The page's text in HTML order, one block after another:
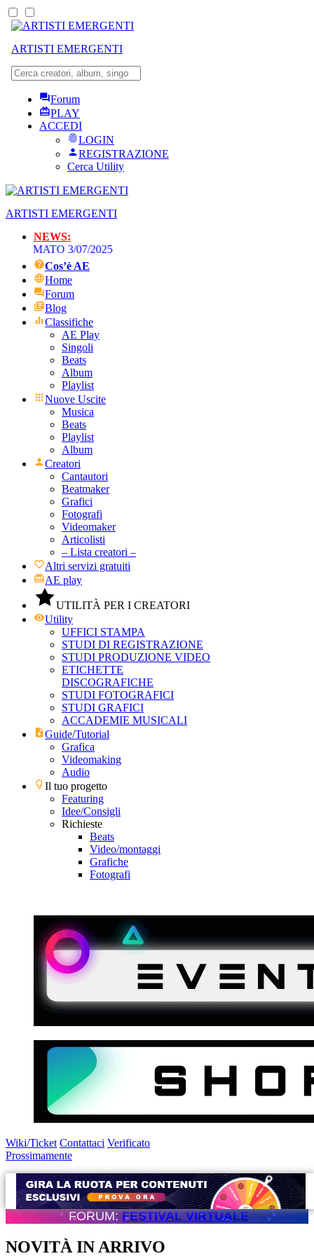
ARTISTI EMERGENTI
Forum
PLAY
ACCEDI
LOGIN
REGISTRAZIONE
Cerca Utility
ARTISTI EMERGENTI
NEWS:
3/07/2025
Cos’è AE
Home
Forum
Blog
Classifiche
AE Play
Singoli
Beats
Album
Playlist
Nuove Uscite
Musica
Beats
Playlist
Album
Creatori
Cantautori
Beatmaker
Grafici
Fotografi
Videomaker
Articolisti
– Lista creatori –
Altri servizi gratuiti
AE play
UTILITÀ PER I CREATORI
Utility
UFFICI STAMPA
STUDI DI REGISTRAZIONE
STUDI PRODUZIONE VIDEO
ETICHETTE
DISCOGRAFICHE
STUDI FOTOGRAFICI
STUDI GRAFICI
ACCADEMIE MUSICALI
Guide/Tutorial
Grafica
Videomaking
Audio
Il tuo progetto
Featuring
Idee/Consigli
Richieste
Beats
Video/montaggi
Grafiche
Fotografi
Wiki/Ticket Contattaci Verificato
Prossimamente
FORUM:FESTIVAL VIRTUALE
NOVITÀ IN ARRIVO